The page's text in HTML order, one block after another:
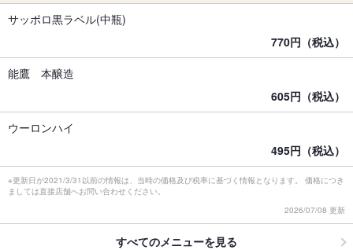
サッポロ黒ラベル(中瓶)
770円（税込）
能鷹 本醸造
605円（税込）
ウーロンハイ
495円（税込）
※更新日が2021/3/31以前の情報は、当時の価格及び税率に基づく情報となります。 価格につき
ましては直接店舗へお問い合わせください。
2026/07/08 更新
すべてのメニューを見る